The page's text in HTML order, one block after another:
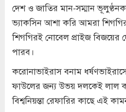
দেশ ও জাতির মান-সম্মান
ভ্যাকসিন আশা করি আমরা
শিগগিরই নোবেল প্রাইজ বিজয়ের
পারব।
করোনাভাইরাস বনাম
ফাউলের জন্য উভয় দলকেই লাল
বিশ্বনিয়ন্তা রেফারির কাছে এই